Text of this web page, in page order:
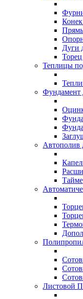
Дуги
Теплицы
Фундамент
Автополив
Листовой